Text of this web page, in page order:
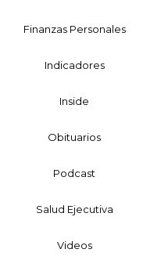
Finanzas Personales
Indicadores
Inside
Obituarios
Podcast
Salud Ejecutiva
Videos